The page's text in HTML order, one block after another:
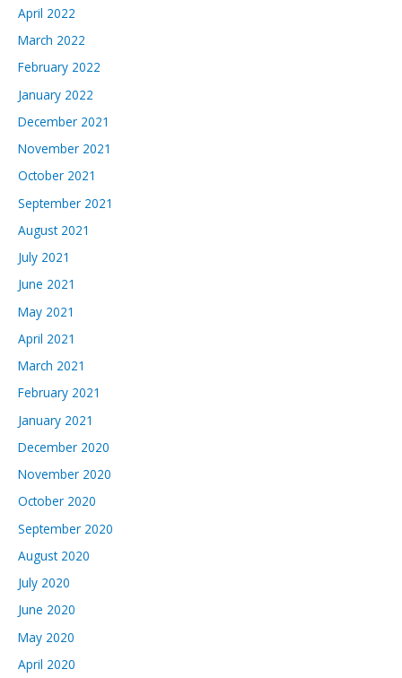
April 2022
March 2022
February 2022
January 2022
December 2021
November 2021
October 2021
September 2021
August 2021
July 2021
June 2021
May 2021
April 2021
March 2021
February 2021
January 2021
December 2020
November 2020
October 2020
September 2020
August 2020
July 2020
June 2020
May 2020
April 2020